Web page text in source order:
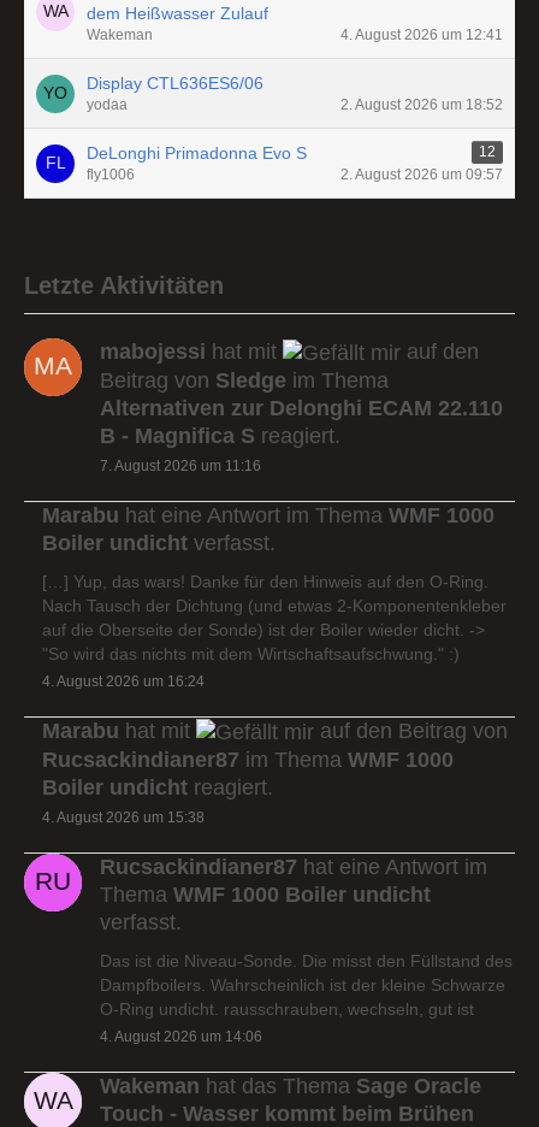
dem Heißwasser Zulauf
Wakeman 4. August 2026 um 12:41
Display CTL636ES6/06
yodaa 2. August 2026 um 18:52
DeLonghi Primadonna Evo S
12
fly1006
2. August 2026 um 09:57
Letzte Aktivitäten
mabojessi hat mit
auf den
Beitrag von Sledge im Thema
Alternativen zur Delonghi ECAM 22.110
B - Magnifica S reagiert.
7. August 2026 um 11:16
Marabu hat eine Antwort im Thema WMF 1000
Boiler undicht verfasst.
[…] Yup, das wars! Danke für den Hinweis auf den O-Ring.
Nach Tausch der Dichtung (und etwas 2-Komponentenkleber
auf die Oberseite der Sonde) ist der Boiler wieder dicht. ->
"So wird das nichts mit dem Wirtschaftsaufschwung." :)
4. August 2026 um 16:24
Marabu hat mit
auf den Beitrag von
Rucsackindianer87 im Thema WMF 1000
Boiler undicht reagiert.
4. August 2026 um 15:38
Rucsackindianer87 hat eine Antwort im
Thema WMF 1000 Boiler undicht
verfasst.
Das ist die Niveau-Sonde. Die misst den Füllstand des
Dampfboilers. Wahrscheinlich ist der kleine Schwarze
O-Ring undicht. rausschrauben, wechseln, gut ist
4. August 2026 um 14:06
Wakeman hat das Thema Sage Oracle
Touch - Wasser kommt beim Brühen